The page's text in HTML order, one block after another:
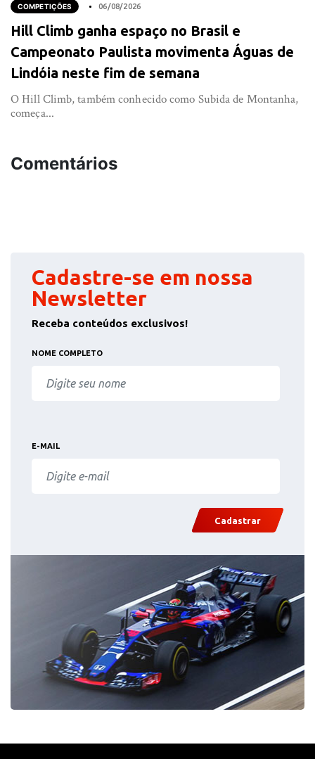
COMPETIÇÕES 06/08/2026
Hill Climb ganha espaço no Brasil e
Campeonato Paulista movimenta Águas de
Lindóia neste fim de semana
O Hill Climb, também conhecido como Subida de Montanha,
começa...
Comentários
Cadastre-se em nossa
Newsletter
Receba conteúdos exclusivos!
NOME COMPLETO
E-MAIL
Cadastrar